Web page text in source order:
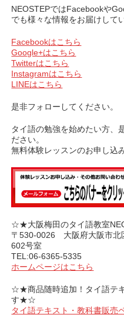
ー
NEOSTEPではFacebookや
でも様々な情報をお届けして
Facebookはこちら
Google+はこちら
Twitterはこちら
Instagramはこちら
LINEはこちら
是非フォローしてください。
タイ語の勉強を始めたい方、
ださい。
無料体験レッスンのお申し込
☆★大阪梅田のタイ語教室
〒530-0026 大阪府大阪市
602号室
TEL:06-6365-5335
ホームページはこちら
☆★商品随時追加！タイ語テ
す★☆
タイ語テキスト・教科書販売